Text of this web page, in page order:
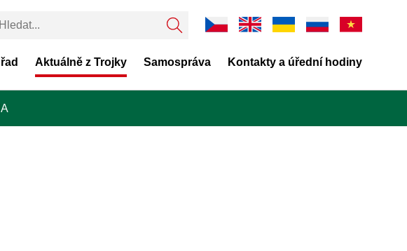
Aktuálně z Trojky Samospráva Kontakty a úřední hodiny